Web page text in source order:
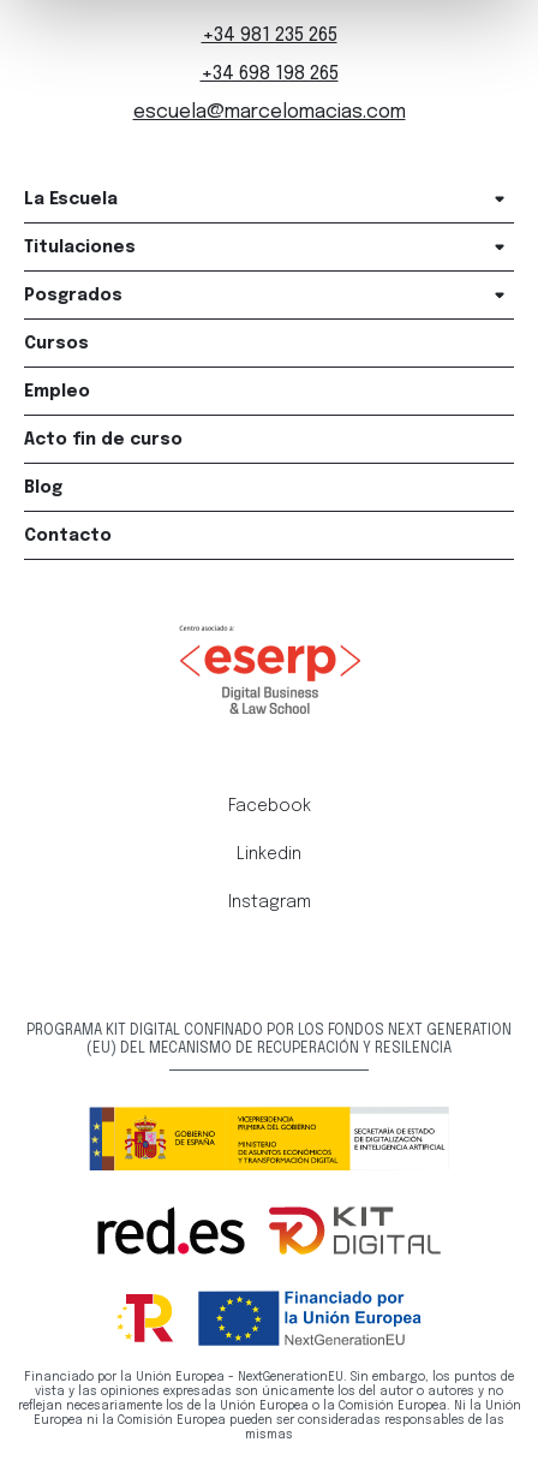
+34 981 235 265
+34 698 198 265
escuela@marcelomacias.com
La Escuela
Titulaciones
Posgrados
Cursos
Empleo
Acto fin de curso
Blog
Contacto
Facebook
Linkedin
Instagram
PROGRAMA KIT DIGITAL CONFINADO POR LOS FONDOS NEXT GENERATION
(EU) DEL MECANISMO DE RECUPERACIÓN Y RESILENCIA
Financiado por la Unión Europea - NextGenerationEU. Sin embargo, los puntos de
vista y las opiniones expresadas son únicamente los del autor o autores y no
reflejan necesariamente los de la Unión Europea o la Comisión Europea. Ni la Unión
Europea ni la Comisión Europea pueden ser consideradas responsables de las
mismas